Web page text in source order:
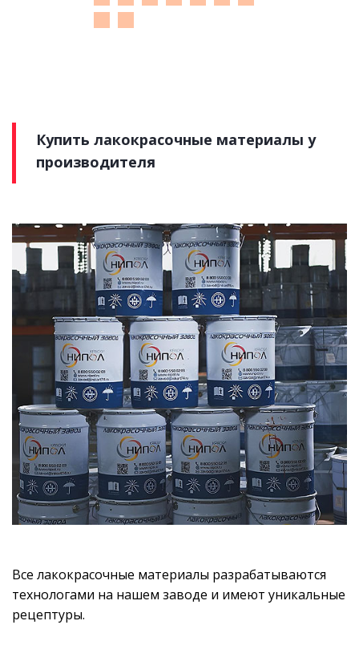
Купить лакокрасочные материалы у
производителя
Все лакокрасочные материалы разрабатываются
технологами на нашем заводе и имеют уникальные
рецептуры.